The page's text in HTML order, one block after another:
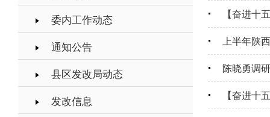
委内工作动态
通知公告
县区发改局动态
发改信息
【奋进十
上半年陕
陈晓勇调
【奋进十